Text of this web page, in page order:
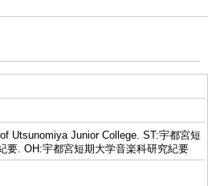
Utsunomiya Junior College. ST:宇都宮短
要. OH:宇都宮短期大学音楽科研究紀要